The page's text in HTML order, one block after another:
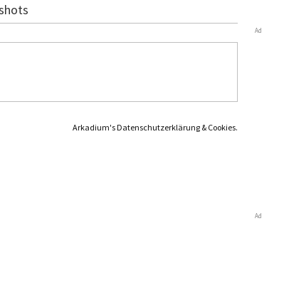
Ad
Ad
Arkadium's Datenschutzerklärung & Cookies.